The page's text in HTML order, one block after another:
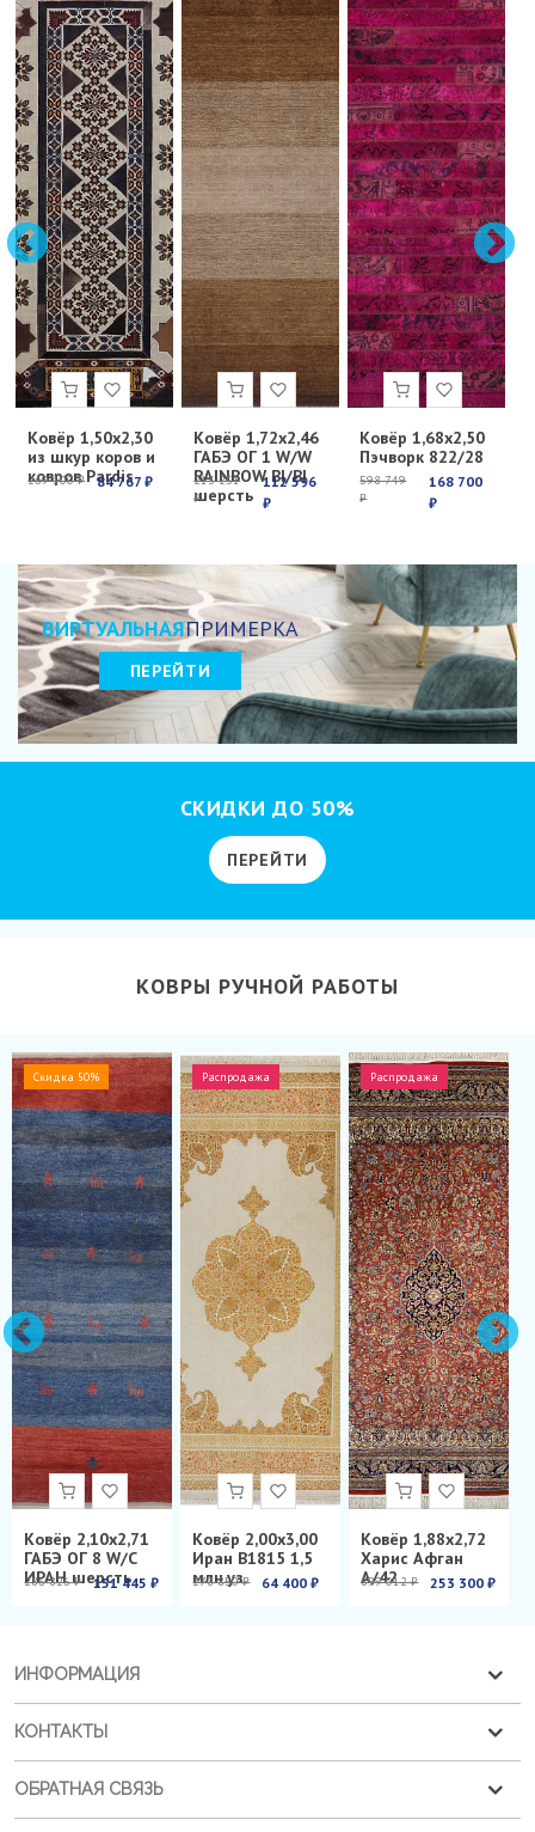
Ковёр 1,50х2,30
из шкур коров и
ковров Pardis
269 100 ₽ 84 767 ₽
Ковёр 1,72х2,46
ГАБЭ ОГ 1 W/W
RAINBOW BI/BI
шерсть
213 251
₽
112 596
₽
Ковёр 1,68х2,50
Пэчворк 822/28
598 749
₽
168 700
₽
ВИРТУАЛЬНАЯПРИМЕРКА
ПЕРЕЙТИ
СКИДКИ ДО 50%
ПЕРЕЙТИ
КОВРЫ РУЧНОЙ РАБОТЫ
Скидка 50%
Ковёр 2,10х2,71
ГАБЭ ОГ 8 W/C
ИРАН шерсть
286 826 ₽ 151 445 ₽
Распродажа
Ковёр 2,00х3,00
Иран B1815 1,5
млн.уз.
278 850 ₽ 64 400 ₽
Распродажа
Ковёр 1,88х2,72
Харис Афган
А/42
899 012 ₽ 253 300 ₽
ИНФОРМАЦИЯ
КОНТАКТЫ
ОБРАТНАЯ СВЯЗЬ